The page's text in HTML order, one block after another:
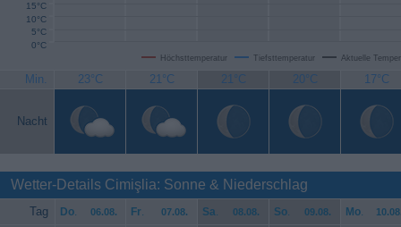
Höchsttemperatur Tiefsttemperatur Aktuelle
0°C
5°C
10°C
15°C
Min. 23°C 21°C 21°C 20°C 17°C
Nacht
Wetter-Details Cimişlia: Sonne & Niederschlag
Tag Do. 06.08. Fr. 07.08. Sa. 08.08. So. 09.08. Mo.